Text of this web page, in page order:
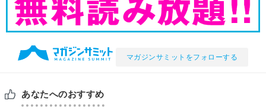
マガジンサミットをフォローする
あなたへのおすすめ